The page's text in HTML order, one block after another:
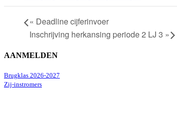
« Deadline cijferinvoer
Inschrijving herkansing periode 2 LJ 3 »
AANMELDEN
Brugklas 2026-2027
Zij-instromers